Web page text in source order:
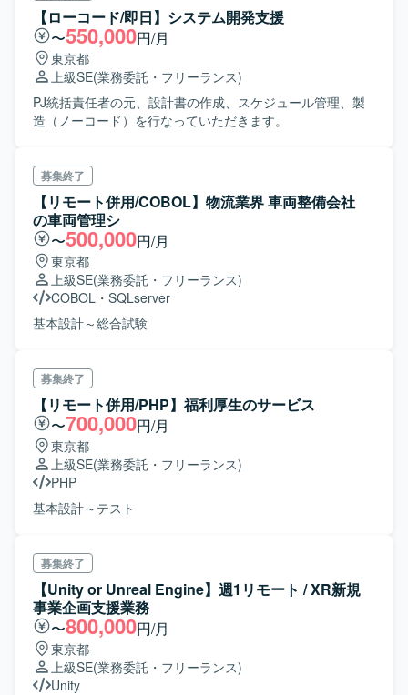
【ローコード/即日】システム開発支援
〜550,000円/月
東京都
上級SE(業務委託・フリーランス)
PJ統括責任者の元、設計書の作成、スケジュール管理、製
造（ノーコード）を行なっていただきます。
募集終了
【リモート併用/COBOL】物流業界 車両整備会社
の車両管理シ
〜500,000円/月
東京都
上級SE(業務委託・フリーランス)
COBOL ・ SQLserver
基本設計～総合試験
募集終了
【リモート併用/PHP】福利厚生のサービス
〜700,000円/月
東京都
上級SE(業務委託・フリーランス)
PHP
基本設計～テスト
募集終了
【Unity or Unreal Engine】週1リモート / XR新規
事業企画支援業務
〜800,000円/月
東京都
上級SE(業務委託・フリーランス)
Unity